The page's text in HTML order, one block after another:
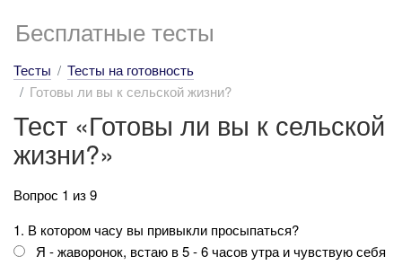
Бесплатные тесты
Тесты
Тесты на готовность
Готовы ли вы к сельской жизни?
Тест «Готовы ли вы к сельской
жизни?»
Вопрос 1 из 9
1. В котором часу вы привыкли просыпаться?
Я - жаворонок, встаю в 5 - 6 часов утра и чувствую себя